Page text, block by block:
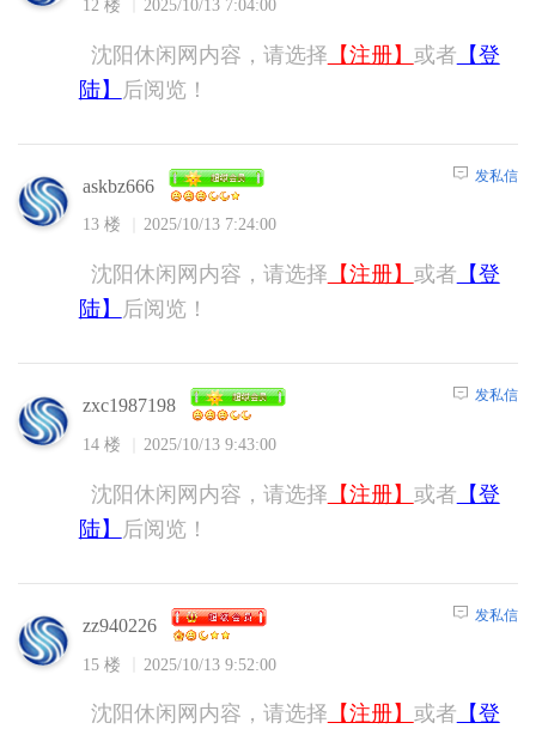
12 楼 2025/10/13 7:04:00
沈阳休闲网内容，请选择 【注册】 或者 【登
陆】
后阅览！
askbz666
13 楼 2025/10/13 7:24:00
发私信
沈阳休闲网内容，请选择 【注册】 或者 【登
陆】
后阅览！
zxc1987198
14 楼 2025/10/13 9:43:00
发私信
沈阳休闲网内容，请选择 【注册】 或者 【登
陆】
后阅览！
zz940226
15 楼 2025/10/13 9:52:00
发私信
沈阳休闲网内容，请选择 【注册】 或者 【登